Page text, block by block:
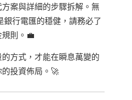
案與詳細的步驟拆解。無
銀行電匯的穩健，請務必了
則。💼
方式，才能在瞬息萬變的
投資佈局。🚀